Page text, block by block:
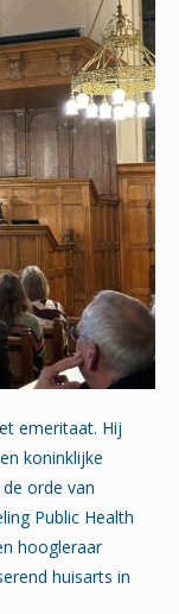
emeritaat. Hij
koninklijke
orde van
Public Health
hoogleraar
huisarts in